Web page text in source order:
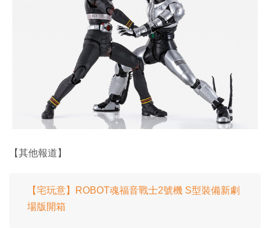
【其他報道】
【宅玩意】ROBOT魂福音戰士2號機 S型裝備新劇
場版開箱